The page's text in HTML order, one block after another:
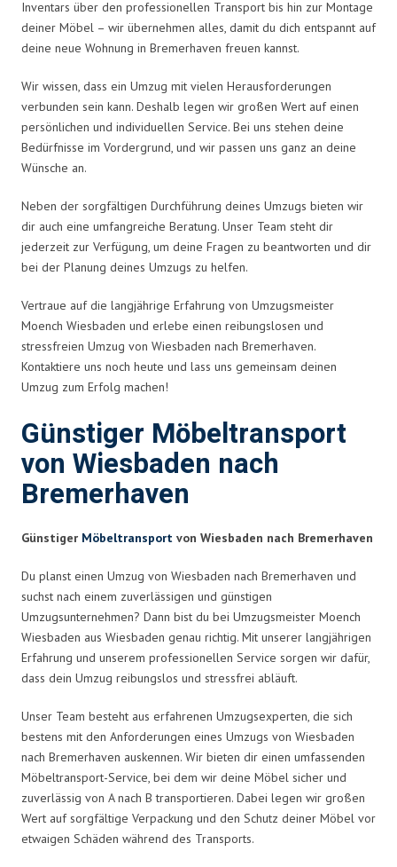
Inventars über den professionellen Transport bis hin zur Montage
deiner Möbel – wir übernehmen alles, damit du dich entspannt auf
deine neue Wohnung in Bremerhaven freuen kannst.
Wir wissen, dass ein Umzug mit vielen Herausforderungen
verbunden sein kann. Deshalb legen wir großen Wert auf einen
persönlichen und individuellen Service. Bei uns stehen deine
Bedürfnisse im Vordergrund, und wir passen uns ganz an deine
Wünsche an.
Neben der sorgfältigen Durchführung deines Umzugs bieten wir
dir auch eine umfangreiche Beratung. Unser Team steht dir
jederzeit zur Verfügung, um deine Fragen zu beantworten und dir
bei der Planung deines Umzugs zu helfen.
Vertraue auf die langjährige Erfahrung von Umzugsmeister
Moench Wiesbaden und erlebe einen reibungslosen und
stressfreien Umzug von Wiesbaden nach Bremerhaven.
Kontaktiere uns noch heute und lass uns gemeinsam deinen
Umzug zum Erfolg machen!
Günstiger Möbeltransport
von Wiesbaden nach
Bremerhaven
Günstiger Möbeltransport von Wiesbaden nach Bremerhaven
Du planst einen Umzug von Wiesbaden nach Bremerhaven und
suchst nach einem zuverlässigen und günstigen
Umzugsunternehmen? Dann bist du bei Umzugsmeister Moench
Wiesbaden aus Wiesbaden genau richtig. Mit unserer langjährigen
Erfahrung und unserem professionellen Service sorgen wir dafür,
dass dein Umzug reibungslos und stressfrei abläuft.
Unser Team besteht aus erfahrenen Umzugsexperten, die sich
bestens mit den Anforderungen eines Umzugs von Wiesbaden
nach Bremerhaven auskennen. Wir bieten dir einen umfassenden
Möbeltransport-Service, bei dem wir deine Möbel sicher und
zuverlässig von A nach B transportieren. Dabei legen wir großen
Wert auf sorgfältige Verpackung und den Schutz deiner Möbel vor
etwaigen Schäden während des Transports.